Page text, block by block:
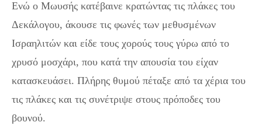
Ενώ ο Μωυσής κατέβαινε κρατώντας τις πλάκες του
Δεκάλογου, άκουσε τις φωνές των μεθυσμένων
Ισραηλιτών και είδε τους χορούς τους γύρω από το
χρυσό μοσχάρι, που κατά την απουσία του είχαν
κατασκευάσει. Πλήρης θυμού πέταξε από τα χέρια του
τις πλάκες και τις συνέτριψε στους πρόποδες του
βουνού.